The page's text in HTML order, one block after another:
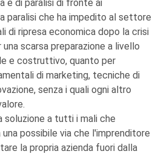
e di paralisi di fronte ai
paralisi che ha impedito al settore
di ripresa economica dopo la crisi
scarsa preparazione a livello
e costruttivo, quanto per
di marketing, tecniche di
senza i quali ogni altro
soluzione a tutti i mali che
possibile via che l'imprenditore
la propria azienda fuori dalla